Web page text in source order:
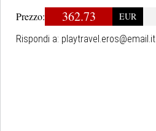
Prezzo: 362.73 EUR
Rispondi a: playtravel.eros@email.it